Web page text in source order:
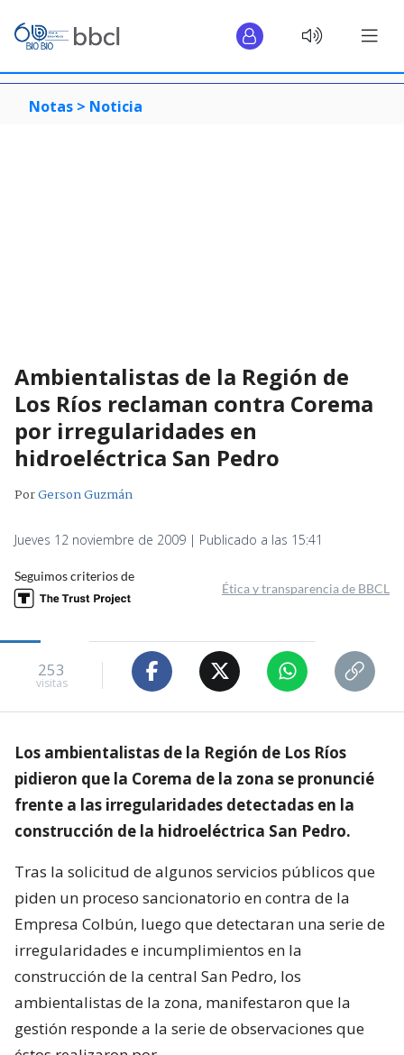
Notas > Noticia
Ambientalistas de la Región de
Los Ríos reclaman contra Corema
por irregularidades en
hidroeléctrica San Pedro
PorGerson Guzmán
Jueves 12 noviembre de 2009 | Publicado a las 15:41
Seguimos criterios de
Ética y transparencia de BBCL
253
visitas
Los ambientalistas de la Región de Los Ríos
pidieron que la Corema de la zona se pronuncié
frente a las irregularidades detectadas en la
construcción de la hidroeléctrica San Pedro.
Tras la solicitud de algunos servicios públicos que
piden un proceso sancionatorio en contra de la
Empresa Colbún, luego que detectaran una serie de
irregularidades e incumplimientos en la
construcción de la central San Pedro, los
ambientalistas de la zona, manifestaron que la
gestión responde a la serie de observaciones que